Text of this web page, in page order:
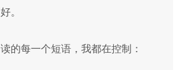
。
的每一个短语，我都在控制：